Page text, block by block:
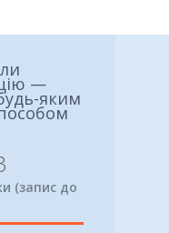
—
яким
(запис до